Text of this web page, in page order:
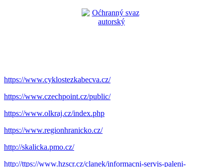
https://www.cyklostezkabecva.cz/
https://www.czechpoint.cz/public/
https://www.olkraj.cz/index.php
https://www.regionhranicko.cz/
http://skalicka.pmo.cz/
http://ttps://www.hzscr.cz/clanek/informacni-servis-paleni-